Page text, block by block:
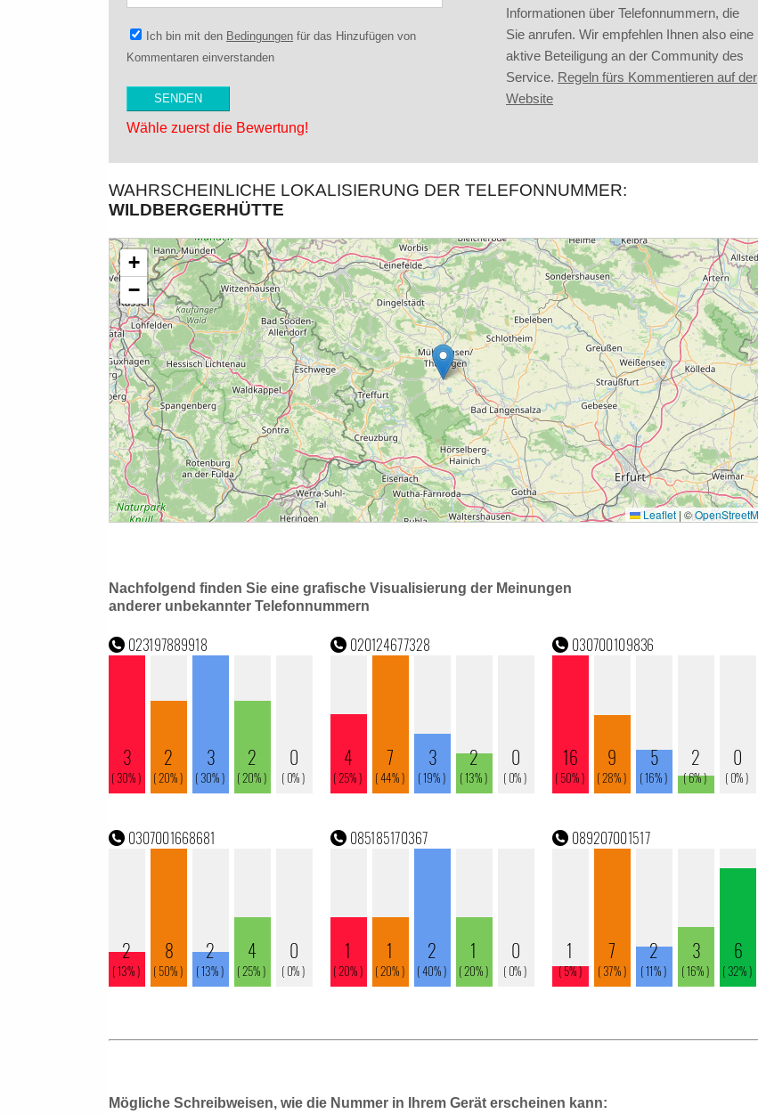
Ich bin mit den Bedingungen für das Hinzufügen von
Kommentaren einverstanden
Wähle zuerst die Bewertung!
Informationen über Telefonnummern, die
Sie anrufen. Wir empfehlen Ihnen also eine
aktive Beteiligung an der Community des
Service. Regeln fürs Kommentieren auf der
Website
WAHRSCHEINLICHE LOKALISIERUNG DER TELEFONNUMMER:
WILDBERGERHÜTTE
Nachfolgend finden Sie eine grafische Visualisierung der Meinungen
anderer unbekannter Telefonnummern
Mögliche Schreibweisen, wie die Nummer in Ihrem Gerät erscheinen kann: